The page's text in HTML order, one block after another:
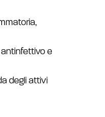
e
degli attivi